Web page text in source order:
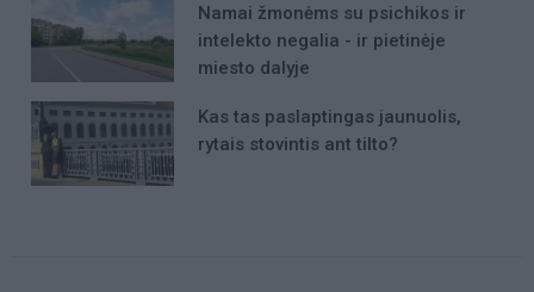
Namai žmonėms su psichikos ir
intelekto negalia - ir pietinėje
miesto dalyje
Kas tas paslaptingas jaunuolis,
rytais stovintis ant tilto?